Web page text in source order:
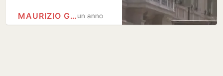
un anno
MAURIZIO GASPARRI